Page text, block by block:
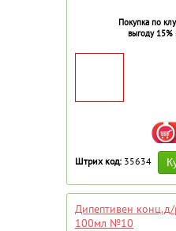
Покупка по
выгоду
Штрих код: 35634
Дипептивен
100мл №10